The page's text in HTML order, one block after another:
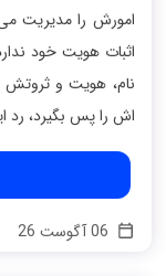
امورش را مدیریت
نام، هویت و
اش را پس بگیرد، رد